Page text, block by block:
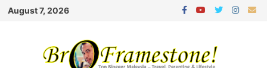
Skip
August 7, 2026